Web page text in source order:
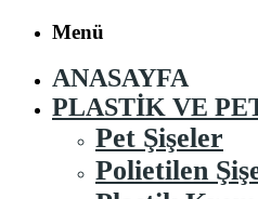
Menü
ANASAYFA
PLASTIK VE
Pet Şişeler
Polietilen